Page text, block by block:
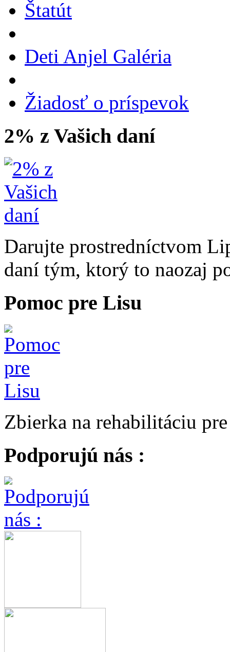
Štatút
Deti Anjel Galéria
Žiadosť o príspevok
2% z Vašich daní
Darujte prostredníctvom
daní tým, ktorý to naozaj
Pomoc pre Lisu
Zbierka na rehabilitáciu
Podporujú nás :